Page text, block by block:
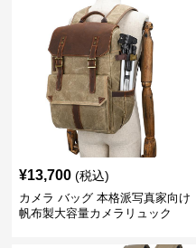
¥13,700 (税込)
カメラ バッグ 本格派写真家向け
帆布製大容量カメラリュック